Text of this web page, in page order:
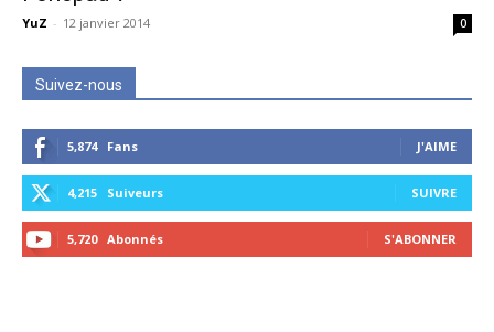
YuZ - 12 janvier 2014 0
Suivez-nous
5,874 Fans J'AIME
4,215 Suiveurs SUIVRE
5,720 Abonnés S'ABONNER